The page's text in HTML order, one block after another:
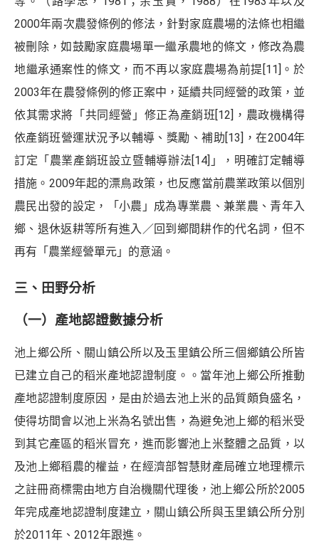
2000年兩次農發條例的修法，針對家庭農場的法條也相繼
被刪除，如鼓勵家庭農場單一繼承農地的條文，修改為農
地繼承通案性的條文，而不再以家庭農場為前提 [11] 。於
2003年在農發條例的修正案中，延續共同經營的政策，並
依其需求將「共同經營」修正為產銷班[12] ，農政機構得
依產銷班營運狀況予以輔導、獎勵、補助[13] ，在2004年
訂定「農業產銷班設立暨輔導辦法[14] 」，明確訂定輔導
措施。2009年起的漂鳥政策，也反應當前農業政策以個別
農民出發的設定，「小農」成為專業農、兼業農、青年入
鄉、退休返耕等所有進入／回到鄉間耕作的代名詞，但不
再有「農業經營單元」的意涵。
三、田野分析
（一）產地認證數據分析
池上鄉公所、關山鎮公所以及玉里鎮公所三個鄉鎮公所皆
已建立自己的稻米產地認證制度。。當年池上鄉公所推動
產地認證制度原因，是由於過去池上米的品質頗負盛名，
使得坊間會以池上米為名號出售，為避免池上鄉的稻米受
到其它產區的稻米冒充，進而影響池上米整體之品質，以
及池上鄉稻農的權益，在經濟部智慧財產局確立地理標示
之註冊商標需由地方自治機關代理後，池上鄉公所於2005
年完成產地認證制度建立，關山鎮公所與玉里鎮公所分別
於2011年、2012年跟進。